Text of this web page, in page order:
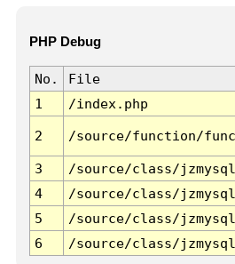
PHP Debug
No. File
1
/index.php
2 /source/function/
3 /source/class/
4
/source/class/
5
/source/class/
6
/source/class/